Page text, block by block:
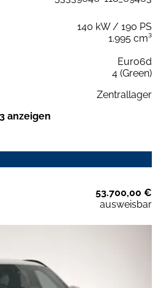
140 kW / 190 PS
1.995 cm³
Euro6d
4 (Green)
Zentrallager
anzeigen
53.700,00 €
ausweisbar